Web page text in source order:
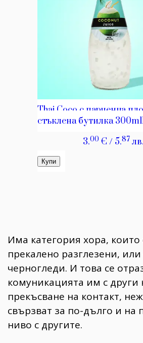
Има категория хора, които
прекалено разглезени,
черногледи. И това се
комуникацията им с други
прекъсване на контакт,
свързват за по-дълго и на
ниво с другите.